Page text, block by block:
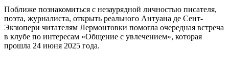
Поближе познакомиться с незаурядной личностью писателя,
поэта, журналиста, открыть реального Антуана де Сент-
Экзюпери читателям Лермонтовки помогла очередная встреча
в клубе по интересам «Общение с увлечением», которая
прошла 24 июня 2025 года.